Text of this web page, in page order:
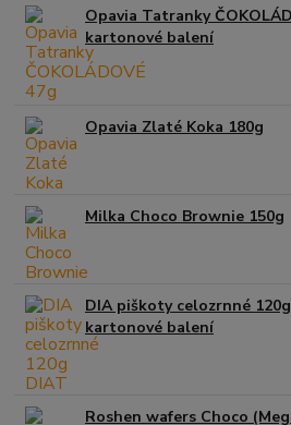
Opavia Tatranky
kartonové balení
Opavia Zlaté Koka 180g
Milka Choco Brownie 150g
DIA piškoty celozrnné
kartonové balení
Roshen wafers Choco